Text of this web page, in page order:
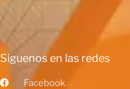
Siguenos en las redes
Facebook